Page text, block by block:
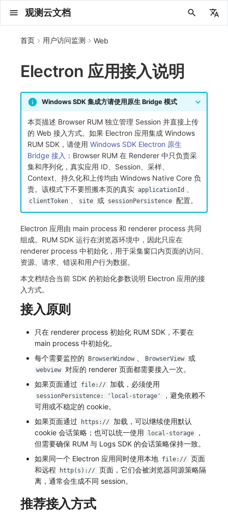
观测云文档
2025 年
2023 年
2022 年
2021 年
2020 年
2019 年
概念先解
注册免费版 从官网注册商业版
版本区分
常见问题
安装并使用 DataKit 在 Linux 上安装
在 macOS 上安装
在 Kubernetes 上安装
以 Kubernetes helm 方式安装
Docker 安装
Datakit Operator
开始使用监控器
开启 APM 链路追踪
更新日志 2025
主机安装
批量安装
离线安装
DataKit 使用
服务管理
更新
DQL 查询
其它命令
故障排查
虚拟互联网接入
DataKit 配置
主配置
选举配置
代理配置
DataKit Operator
其它配置方式
DataKit 开发手册
HTTP API
DQL 查询入口
高级函数
DBSCAN
DQL VS 其它查询语言
PromQL 快速上手
管理 Pipelines 快速开始
Platypus 语法
内置函数
附加功能
性能基准和优化
仪表板 列表管理
图表类型
图表查询
图表 JSON
图表链接
事件关联
视图变量
变量查询
快速搭建
页面管理
内置视图
绑定内置视图
创建/编辑笔记
所有事件
变更事件
智能监控事件
事件详情
常见问题
创建错误投递规则
错误规则详情
常见问题
创建 Issue
分析看板
配置管理
等级定义
通知策略
故障列表
故障分析看板
配置管理
等级定义
故障自动分析
故障聚合规则
Webhook配置
常见问题
类型
总览
网络流
设备
网络路径
资源目录
数据上报
常见问题
新建实体对象
实体详情
实体类型管理
全景拓扑图
指标采集
指标管理
生成指标
常见问题
日志采集
小程序日志采集
日志查看器
日志列表
BPF 网络日志
错误追踪
日志索引
外部索引
常见问题
数据采集 关联 Web 应用访问
应用性能监测关联日志
性能指标
服务详情
分析看板
手动安装
查看器
错误追踪
Profiling
用户标识
添加自定义 Action
上报自定义 Error
更新日志
远程配置与强制采样
基于 Uniapp 开发框架的小程序接入
应用数据采集
自定义用户访问监测 SDK 采集数据内容
自定义用户标识
自定义添加 Action
自定义添加 Error
更新日志
应用接入
配置说明
SDK 初始化
Log 配置
Trace 配置
高级场景
自定义标签
数据采集脱敏
WebView 监测
动态配置与动态更新地址
符号文件上传
隐私与权限说明
手动兼容接入
应用数据采集
故障排查
更新日志
快速开始
应用接入
配置说明
SDK 初始化
Log 配置
Trace 配置
高级场景
自定义标签使用
数据采集脱敏
URLSession 自定义 Network 采集
动态配置与动态更新地址
符号文件上传
Widget Extension 数据采集
tvOS 数据采集
应用数据采集
更新日志
应用接入
配置说明
SDK 初始化
Log 配置
Trace 配置
高级场景
自定义标签与全局上下文
动态配置与动态更新地址
WebView 数据监测
应用数据采集
故障排查
更新日志
应用接入
配置说明
SDK 初始化
Log 配置
Trace 配置
高级场景
自定义标签使用
数据采集脱敏
动态配置与动态更新地址
符号文件上传
WebView 数据监测
原生与 React Native 混合开发
应用数据采集
故障排查
更新日志
应用接入
配置说明
SDK 初始化
Log 配置
Trace 配置
高级场景
自定义标签使用
数据采集脱敏
WebView 数据监测
原生与 Flutter 混合开发
Publish Package 相关配置
应用数据采集
故障排查
更新日志
应用接入
配置说明
SDK 初始化
Log 配置
Trace 配置
高级场景
小程序 JS SDK 远程配置
数据采集脱敏
WebView 数据监测
应用数据采集
故障排查
快速开始
配置说明
SDK 初始化
Log 配置
Trace 配置
高级场景
自定义标签使用
应用数据采集
故障排查
更新日志
应用接入
配置说明
SDK 初始化
Log 配置
Trace 配置
框架接入
桌面 UI 框架
Electron
高级场景
隐私与数据脱敏
自定义采集规则
应用数据采集
快速开始
配置说明
SDK 初始化
Log 配置
Trace 配置
高级场景
自定义标签
应用数据采集
故障排查
快速开始
配置说明
SDK 初始化
Log 配置
Trace 配置
高级场景
自定义标签使用
原生与 Unity 混合开发
故障排查
Session（会话）
Resource（资源）
Action（操作）
Long Task（长任务）
Error（错误）
如何接入会话重放
故障排除
Android 会话重放
Flutter 会话重放
React Native 会话重放
会话热图
SourceMap 配置
Webpack 上传 sourcemap
Vite 上传 sourcemap
数据拦截与修改
内容安全策略
拨测任务 API 拨测
多步拨测
浏览器拨测
查看器
自建节点管理
常见问题
新建检测规则 官方检测库
执行日志
语法
数据采集
监控器 官方模板库
自定义模板库
监控器列表
恢复监控器
运算符
真值表
自定义事件通知模板
应用智能检测
主机智能检测
Kubernetes 智能检测
日志智能检测
用户访问智能检测
新建 SLO
SLO 详情
静默管理
告警策略
新建告警策略
告警聚合通知模板
通知对象管理
钉钉机器人
飞书机器人
Webhook 自定义
简单 HTTP 请求
短信
语音电话
Teams
常见问题
账号设置
其他设置
空间设置
关键指标
日志延迟可见
MFA 管理
属性声明
字段管理
环境变量
成员管理
邀请成员
角色管理
权限清单
API Keys 管理
Open API
Client Token 管理
新建转发规则
FAQ
正则表达式
模版库
分享管理
跨工作空间授权
字段展示权限
创建扫描规则
SAML
角色映射
常见问题
Status Page
应用列表 新建 Agent 监测应用
分析看板
查看器 搜索
时间控件
维度分析
显示列
保存快照
Obsy Copilot 可观测分析
资源生成
知识服务
Agent 管理 Agent 创建
Agent 服务运维
Agent 正向代理配置
技能
MCP 服务
消息渠道
自动化
任务接入
用量统计
Agent 版本历史
OWL CLI 手动安装
快速开始
工具清单
命令参考
快速开始
故障排查
更新日志
公共请求参数
接口签名认证
使用限制
请求示例
OpenAPI SDK
公共错误定义
仪表板
笔记
新版笔记
查看器
内置视图
服务管理
未恢复事件列出
手动恢复事件
创建事件
异常追踪
频道
日程
配置管理
故障中心
故障列表
配置管理
错误中心
错误中心
基础设施
基础设施
实体列表
聚类查询
数据转发
数据访问
获取指标集相关信息
用户访问监测
应用
可用性监测
拨测任务
监控器
智能巡检
静默配置
告警策略
通知对象管理
应用
字段管理
成员管理
角色管理
API Key 管理
黑名单
Pipelines
敏感数据脱敏
跨空间授权
账号管理
列出
分享
删除
取消快照/图表分享
DQL 数据异步查询
DQL 数据查询
同组织 Trace 查询
列出
获取账单计费项消费累计
获取账户余额
作废认证 code
获取时序趋势图
Func 托管版 AWS
华为云
腾讯云
Azure
外部数据源
一般图表数据返回
脚本市场
基础
数据存储策略 计费产生逻辑
企业版
常见问题
费用结算方式 费用中心账号结算
亚马逊云账号结算
华为云账号结算
注册与版本
名词解释
账户概览
支持中心
账单管理
账户管理
工作空间管理
发布历史 2025 年
2023 年
2022 年
产品部署
部署必读
基础设施部署
开始安装
激活产品
DataWay
部署方案
开始使用
如何开始
SSO 管理
管理后台手册
运维手册
部署配置手册
使用FAQ
升级观测云
容量规划
扩展使用
计量数据结构与使用
公共请求参数
签名认证
前台账号
列出
新增
修改
启用/禁用
删除
修改品牌标识
管理后台账号
列出
获取
修改
启用/禁用
删除
工作空间成员
列出
修改
更换空间拥有者
工作空间
列出
获取
轮换工作空间 Token
修改
批量设置故障 AI 自动分析配置
删除
使用量限制更新
修改品牌标识
工作空间-查询索引信息列表
工作空间-索引模板配置
新建
修改
列出
删除
批量删除
工作空间内置 API Key
初始化并获取
列出
批量删除
角色管理
列出
Issue
获取
分组管理
列出
修改
管理工作空间
删除
Issue 等级
有效的等级列表
模版-列出
模版-导入自定义系统模版
模版-删除自定义模版
模版-批量删除自定义模版
DQL数据查询
登录映射规则
添加映射配置
映射配置列出
删除映射配置
开关状态设置
获取开关状态信息
场景-仪表板
标识ID导入
apm 服务列出
DataKit清单
在线 Datakit 列表
关于内置角色的说明
拓扑图图表接口
单位说明
飞书 SSO（OIDC）配置说明
SourceMap 分片上传
部署版跨站点授权
观测云商业版订阅协议
观测云免费版订阅协议
观测云 SaaS 服务等级协议
法律声明
数据安全保密协议
数据安全协议
观测云费用中心服务协议
观测云移动应用隐私政策
观测云移动 SDK 隐私政策
数据处理协议（DPA）
观测云账号注销须知
观测云费用中心账号注销须知
观测云 Obsy AI 智能服务使用协议
首页 用户访问监测 Web
Electron 应用接入说明
Windows SDK 集成方请使用原生 Bridge 模式
本页描述 Browser RUM 独立管理 Session 并直接上传
的 Web 接入方式。如果 Electron 应用集成 Windows
RUM SDK，请使用 Windows SDK Electron 原生
Bridge 接入 ：Browser RUM 在 Renderer 中只负责采
集和序列化，真实应用 ID、Session、采样、
Context、持久化和上传均由 Windows Native Core 负
责。该模式下不要照搬本页的真实 applicationId
clientToken site 或 sessionPersistence 配置。
Electron 应用由 main process 和 renderer process 共同
组成。RUM SDK 运行在浏览器环境中，因此只应在
renderer process 中初始化，用于采集窗口内页面的访问、
资源、请求、错误和用户行为数据。
本文档结合当前 SDK 的初始化参数说明 Electron 应用的接
入方式。
接入原则
只在 renderer process 初始化 RUM SDK，不要在
main process 中初始化。
每个需要监控的
BrowserWindow BrowserView 或
webview
对应的 renderer 页面都需要接入一次。
如果页面通过
file:// 加载，必须使用
sessionPersistence: 'local-storage'
，避免依赖不
可用或不稳定的 cookie。
如果页面通过
https://
加载，可以继续使用默认
cookie 会话策略；也可以统一使用
local-storage
，
但需要确保 RUM 与 Logs SDK 的会话策略保持一致。
如果同一个 Electron 应用同时使用本地 file://
页面
和远程
http(s)://
页面，它们会被浏览器同源策略隔
离，通常会生成不同 session。
推荐接入方式